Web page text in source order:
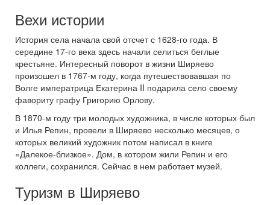
Вехи истории
История села начала свой отсчет с 1628-го года. В
середине 17-го века здесь начали селиться беглые
крестьяне. Интересный поворот в жизни Ширяево
произошел в 1767-м году, когда путешествовавшая по
Волге императрица Екатерина II подарила село своему
фавориту графу Григорию Орлову.
В 1870-м году три молодых художника, в числе которых был
и Илья Репин, провели в Ширяево несколько месяцев, о
которых великий художник потом написал в книге
«Далекое-близкое». Дом, в котором жили Репин и его
коллеги, сохранился. Сейчас в нем работает музей.
Туризм в Ширяево